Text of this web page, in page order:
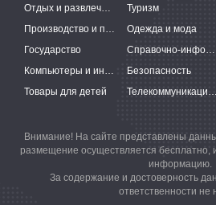
Отдых и развлечения
Туризм
Производство и поставки
Одежда и мода
Государство
Справочно-информационные системы
Компьютеры и интернет
Безопасность
Товары для детей
Телекоммуникации и связь
Внимание! На сайте представлены
размещение осуществляется бесплатно,
информацию.
За содержание и достоверность
ответственности не